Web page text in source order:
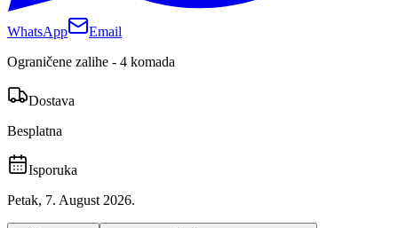
WhatsApp
Email
Ograničene zalihe - 4 komada
Dostava
Besplatna
Isporuka
Petak, 7. August 2026.